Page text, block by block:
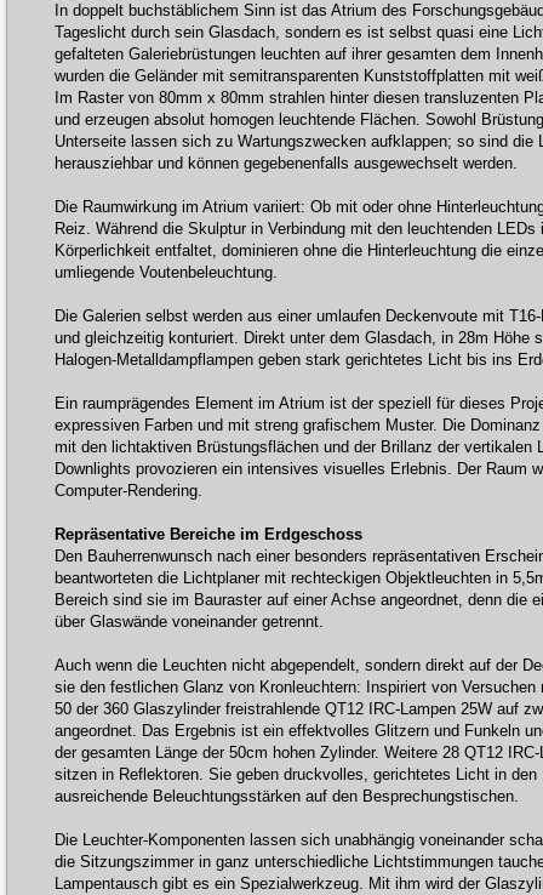
In doppelt buchstäblichem Sinn ist das Atrium des
Tageslicht durch sein Glasdach, sondern es ist selbst quasi eine
gefalteten Galeriebrüstungen leuchten auf ihrer gesamten dem
wurden die Geländer mit semitransparenten Kunststoffplatten mit
Im Raster von 80mm x 80mm strahlen hinter diesen transluzenten
und erzeugen absolut homogen leuchtende Flächen. Sowohl
Unterseite lassen sich zu Wartungszwecken aufklappen; so sind die
herausziehbar und können gegebenenfalls ausgewechselt werden.
Die Raumwirkung im Atrium variiert: Ob mit oder ohne
Reiz. Während die Skulptur in Verbindung mit den leuchtenden
Körperlichkeit entfaltet, dominieren ohne die Hinterleuchtung die
umliegende Voutenbeleuchtung.
Die Galerien selbst werden aus einer umlaufen Deckenvoute mit
und gleichzeitig konturiert. Direkt unter dem Glasdach, in 28m Höhe
Halogen-Metalldampflampen geben stark gerichtetes Licht bis ins
Ein raumprägendes Element im Atrium ist der speziell für dieses
expressiven Farben und mit streng grafischem Muster. Die
mit den lichtaktiven Brüstungsflächen und der Brillanz der vertikalen
Downlights provozieren ein intensives visuelles Erlebnis. Der Raum
Computer-Rendering.
Repräsentative Bereiche im Erdgeschoss
Den Bauherrenwunsch nach einer besonders repräsentativen
beantworteten die Lichtplaner mit rechteckigen Objektleuchten in
Bereich sind sie im Bauraster auf einer Achse angeordnet, denn die
über Glaswände voneinander getrennt.
Auch wenn die Leuchten nicht abgependelt, sondern direkt auf der
sie den festlichen Glanz von Kronleuchtern: Inspiriert von Versuchen
50 der 360 Glaszylinder freistrahlende QT12 IRC-Lampen 25W auf
angeordnet. Das Ergebnis ist ein effektvolles Glitzern und Funkeln
der gesamten Länge der 50cm hohen Zylinder. Weitere 28 QT12
sitzen in Reflektoren. Sie geben druckvolles, gerichtetes Licht in den
ausreichende Beleuchtungsstärken auf den Besprechungstischen.
Die Leuchter-Komponenten lassen sich unabhängig voneinander
die Sitzungszimmer in ganz unterschiedliche Lichtstimmungen
Lampentausch gibt es ein Spezialwerkzeug. Mit ihm wird der